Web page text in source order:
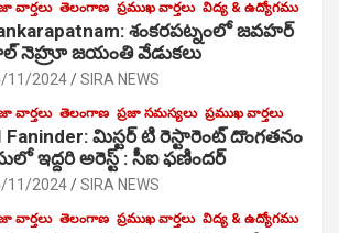
వార్తలు తెలంగాణ ప్రముఖ వార్తలు విద్య & ఉద్యోగము
శంకరపట్నంలో జవహర్
నెహ్రూ జయంతి వేడుకలు
11/2024 SIRA NEWS
వార్తలు తెలంగాణ ప్రజా సమస్యలు ప్రముఖ వార్తలు
Faninder: మిస్టర్ టి రెస్టారెంట్ దొంగతనం
ఇద్దరి అరెస్ట్ : సీఐ ఫణిందర్
11/2024 SIRA NEWS
వార్తలు తెలంగాణ ప్రముఖ వార్తలు విద్య & ఉద్యోగము